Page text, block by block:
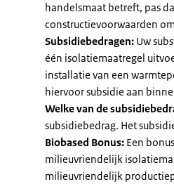
handelsmaat betreft, pas
constructievoorwaarden
Subsidiebedragen: Uw
één isolatiemaatregel
installatie van een
hiervoor subsidie aan
Welke van de
subsidiebedrag. Het
Biobased Bonus: Een
milieuvriendelijk
milieuvriendelijk